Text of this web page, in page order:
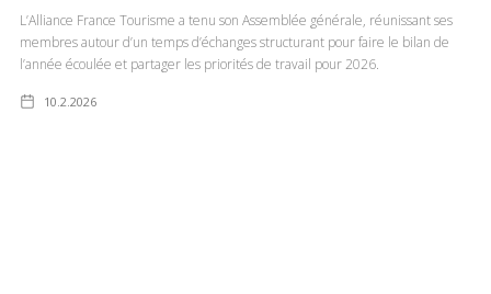
L’Alliance France Tourisme a tenu son Assemblée générale, réunissant ses
membres autour d’un temps d’échanges structurant pour faire le bilan de
l’année écoulée et partager les priorités de travail pour 2026.
10.2.2026